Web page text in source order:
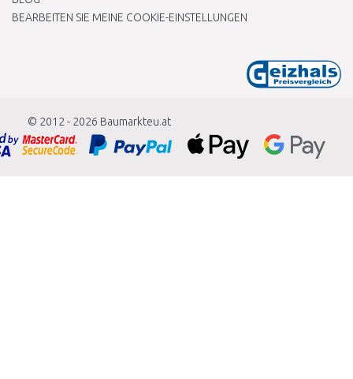
BEARBEITEN SIE MEINE COOKIE-EINSTELLUNGEN
© 2012 - 2026 Baumarkteu.at